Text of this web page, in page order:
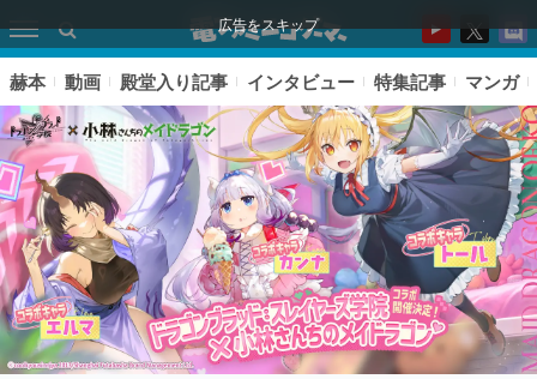
広告をスキップ
赫本 動画 殿堂入り記事 インタビュー 特集記事 マンガ